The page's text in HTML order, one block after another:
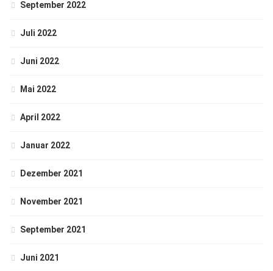
September 2022
Juli 2022
Juni 2022
Mai 2022
April 2022
Januar 2022
Dezember 2021
November 2021
September 2021
Juni 2021